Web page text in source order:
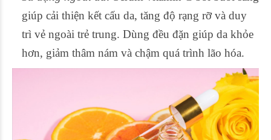
giúp cải thiện kết cấu da, tăng độ rạng rỡ và duy
trì vẻ ngoài trẻ trung. Dùng đều đặn giúp da khỏe
hơn, giảm thâm nám và chậm quá trình lão hóa.